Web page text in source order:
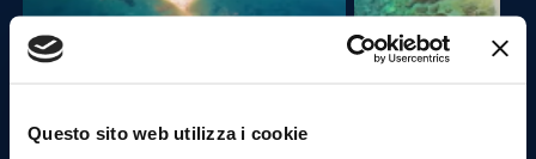
Questo sito web utilizza i cookie